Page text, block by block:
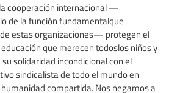
cooperación internacional —
de la función fundamentalque
estas organizaciones— protegen el
que merecen todoslos niños y
su solidaridad incondicional con el
sindicalista de todo el mundo en
compartida. Nos negamos a